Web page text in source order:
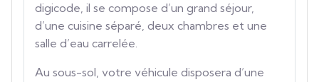
digicode, il se compose d’un grand séjour,
d’une cuisine séparé, deux chambres et une
salle d’eau carrelée.
Au sous-sol, votre véhicule disposera d’une